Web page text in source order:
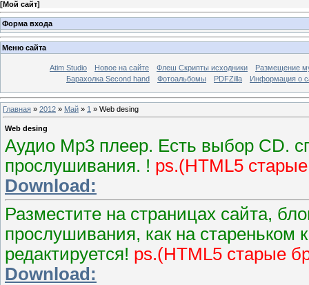
[Мой сайт]
Форма входа
Меню сайта
Atim Studio Новое на сайте Флеш Скрипты исходники
Размещение
Барахолка Second hand
Фотоальбомы PDFZilla Информация о
Главная » 2012 » Май » 1 » Web desing
Web desing
Аудио Mp3 плеер. Есть выбор CD.
прослушивания. ! ps.(HTML5
Download:
Разместите на страницах сайта,
прослушивания, как на стареньком
редактируется! ps.(HTML5 старые
Download: